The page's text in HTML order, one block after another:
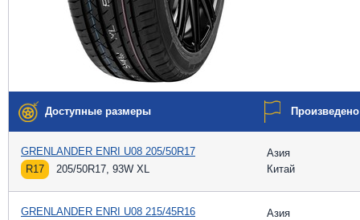
Доступные размеры Произведено
GRENLANDER ENRI U08 205/50R17
R17
205/50R17, 93W XL
Азия
Китай
GRENLANDER ENRI U08 215/45R16
Азия